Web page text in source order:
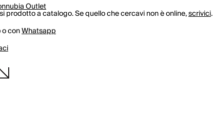
Outlet
prodotto a catalogo. Se quello che cercavi non è online,scrivici.
conWhatsapp